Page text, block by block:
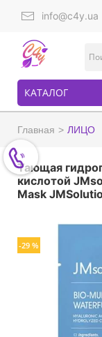
info@c4y.ua
КАТАЛОГ
Главная ЛИЦО
Тающая
кислотой
Mask
-29 %